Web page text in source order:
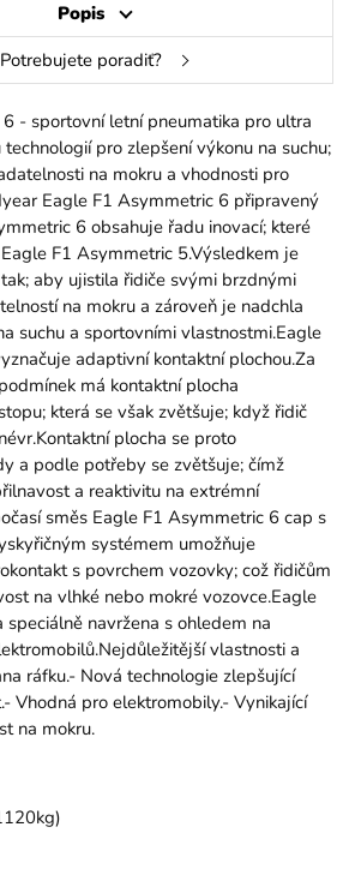
Popis
Potrebujete poradiť?
- sportovní letní pneumatika pro ultra
pro zlepšení výkonu na suchu;
na mokru a vhodnosti pro
Eagle F1 Asymmetric 6 připravený
6 obsahuje řadu inovací; které
F1 Asymmetric 5.Výsledkem je
aby ujistila řidiče svými brzdnými
na mokru a zároveň je nadchla
suchu a sportovními vlastnostmi.Eagle
adaptivní kontaktní plochou.Za
má kontaktní plocha
která se však zvětšuje; když řidič
plocha se proto
a podle potřeby se zvětšuje; čímž
a reaktivitu na extrémní
směs Eagle F1 Asymmetric 6 cap s
systémem umožňuje
s povrchem vozovky; což řidičům
na vlhké nebo mokré vozovce.Eagle
navržena s ohledem na
vlastnosti a
ráfku.- Nová technologie zlepšující
Vhodná pro elektromobily.- Vynikající
na mokru.